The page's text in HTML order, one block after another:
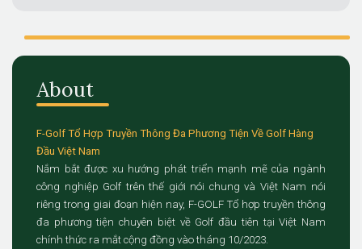
About
F-Golf Tổ Hợp Truyền Thông Đa Phương Tiện Về Golf Hàng
Đầu Việt Nam
Nắm bắt được xu hướng phát triển mạnh mẽ của ngành
công nghiệp Golf trên thế giới nói chung và Việt Nam nói
riêng trong giai đoạn hiện nay, F-GOLF Tổ hợp truyền thông
đa phương tiện chuyên biệt về Golf đầu tiên tại Việt Nam
chính thức ra mắt cộng đồng vào tháng 10/2023.